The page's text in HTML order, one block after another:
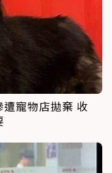
寵物店拋棄 收